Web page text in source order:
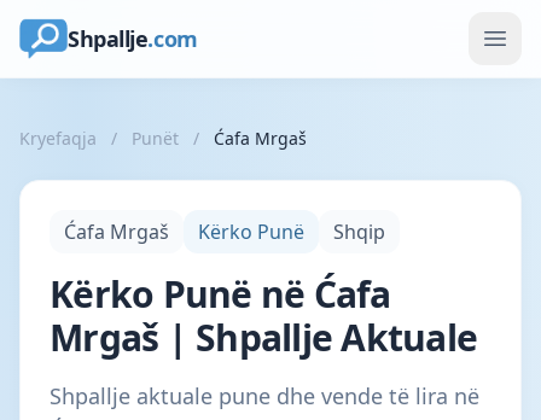
Shpallje.com
Kryefaqja / Punët / Ćafa Mrgaš
Ćafa Mrgaš Kërko Punë Shqip
Kërko Punë në Ćafa
Mrgaš | Shpallje Aktuale
Shpallje aktuale pune dhe vende të lira në